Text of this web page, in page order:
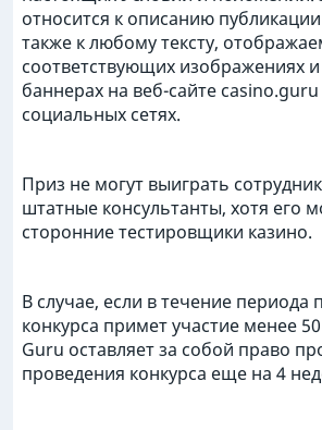
относится к описанию
также к любому тексту,
соответствующих изображениях
баннерах на веб-сайте
социальных сетях.
Приз не могут выиграть
штатные консультанты, хотя его
сторонние тестировщики казино.
В случае, если в течение периода
конкурса примет участие менее
Guru оставляет за собой право
проведения конкурса еще на 4